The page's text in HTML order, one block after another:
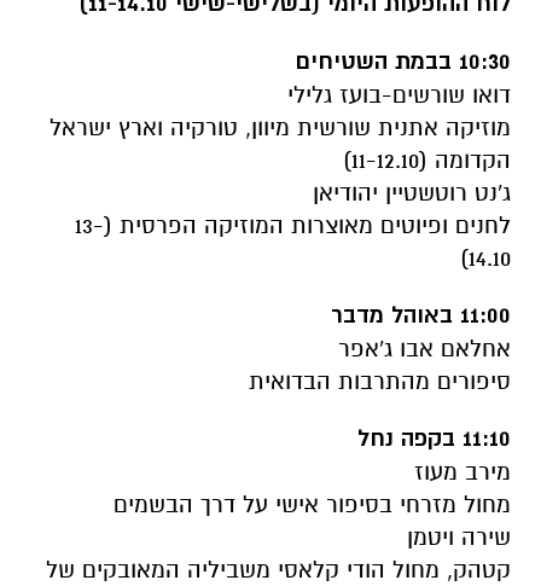
10:30 בבמת השטיחים
דואו שורשים-בועז גלילי
מוזיקה אתנית שורשית מיוון, טורקיה וארץ ישראל
הקדומה (11-12.10)
ג'נט רוטשטיין יהודיאן
לחנים ופיוטים מאוצרות המוזיקה הפרסית (13-
14.10)
11:00 באוהל מדבר
אחלאם אבו ג'אפר
סיפורים מהתרבות הבדואית
11:10 בקפה נחל
מירב מעוז
מחול מזרחי בסיפור אישי על דרך הבשמים
שירה ויטמן
קטהק, מחול הודי קלאסי משביליה המאובקים של